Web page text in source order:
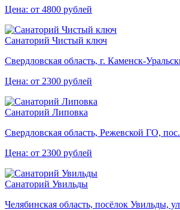
Цена: от 4800 рублей
Санаторий Чистый ключ
Свердловская область, г. Каменск-
Цена: от 2300 рублей
Санаторий Липовка
Свердловская область, Режевской ГО,
Цена: от 2300 рублей
Санаторий Увильды
Челябинская область, посёлок Увильды,